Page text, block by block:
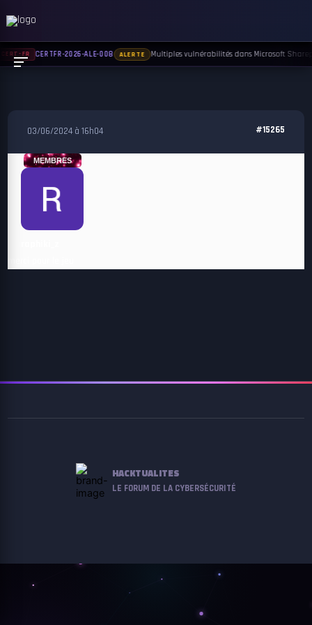
03/06/2024 à 16h04 #15265
MEMBRES
HACKTUALITES
LE FORUM DE LA CYBERSÉCURITÉ
CERT-FR CERTFR-2026-ALE-008 ALERTE Multiples vulnérabilités dans Microsoft